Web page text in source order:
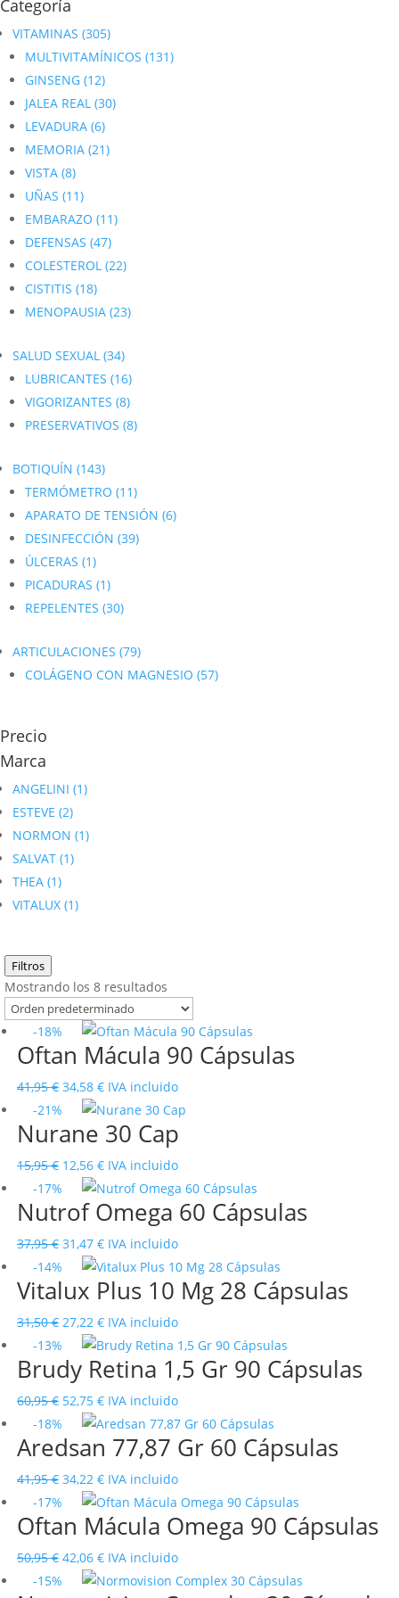
Categoría
VITAMINAS (305)
MULTIVITAMÍNICOS (131)
GINSENG (12)
JALEA REAL (30)
LEVADURA (6)
MEMORIA (21)
VISTA (8)
UÑAS (11)
EMBARAZO (11)
DEFENSAS (47)
COLESTEROL (22)
CISTITIS (18)
MENOPAUSIA (23)
SALUD SEXUAL (34)
LUBRICANTES (16)
VIGORIZANTES (8)
PRESERVATIVOS (8)
BOTIQUÍN (143)
TERMÓMETRO (11)
APARATO DE TENSIÓN (6)
DESINFECCIÓN (39)
ÚLCERAS (1)
PICADURAS (1)
REPELENTES (30)
ARTICULACIONES (79)
COLÁGENO CON MAGNESIO (57)
Precio
Marca
ANGELINI (1)
ESTEVE (2)
NORMON (1)
SALVAT (1)
THEA (1)
VITALUX (1)
Filtros
Mostrando los 8 resultados
-18%
Oftan Mácula 90 Cápsulas
41,95€ El
precio
original
41,95 €.
34,58 €El
precio
actual
IVA incluido
-21%
Nurane 30 Cap
15,95€ El
precio
original
15,95 €.
12,56 €El
precio
actual
IVA incluido
-17%
Nutrof Omega 60 Cápsulas
37,95€ El
precio
original
37,95 €.
31,47 €El
precio
actual
IVA incluido
-14%
Vitalux Plus 10 Mg 28 Cápsulas
31,50€ El
precio
original
31,50 €.
27,22 €El
precio
actual
IVA incluido
-13%
Brudy Retina 1,5 Gr 90 Cápsulas
60,95€ El
precio
original
60,95 €.
52,75 €El
precio
actual
IVA incluido
-18%
Aredsan 77,87 Gr 60 Cápsulas
41,95€ El
precio
original
41,95 €.
34,22 €El
precio
actual
IVA incluido
-17%
Oftan Mácula Omega 90 Cápsulas
50,95€ El
precio
42,06 €El
precio
IVA incluido
-15%